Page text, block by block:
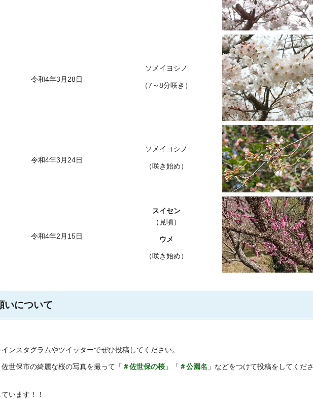
令和4年3月28日
ソメイヨシノ
（7～8分咲き）
令和4年3月24日
ソメイヨシノ
（咲き始め）
令和4年2月15日
スイセン
（見頃）
ウメ
（咲き始め）
いについて
ンスタグラムやツイッターでぜひ投稿してください。
世保市の綺麗な桜の写真を撮って「 ＃佐世保の桜 」「 ＃公園名 」などをつけて投稿をしてくださ
います！！